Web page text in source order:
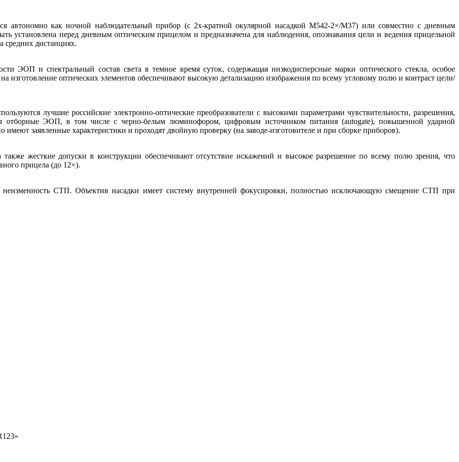
автономно как ночной наблюдательный прибор (с 2х-кратной окулярной насадкой M542-2×/M37) или совместно с дневным
установлена перед дневным оптическим прицелом и предназначена для наблюдения, опознавания цели и ведения прицельной
средних дистанциях.
ЭОП и спектральный состав света в темное время суток, содержащая низкодисперсные марки оптического стекла, особое
изготовление оптических элементов обеспечивают высокую детализацию изображения по всему угловому полю и контраст цели/
лучшие российские электронно-оптические преобразователи с высокими параметрами чувствительности, разрешения,
отборные ЭОП, в том числе с черно-белым люминофором, цифровым источником питания (аutogate), повышенной ударной
заявленные характеристики и проходят двойную проверку (на заводе-изготовителе и при сборке приборов).
также жесткие допуски в конструкции обеспечивают отсутствие искажений и высокое разрешение по всему полю зрения, что
прицела (до 12×).
неизменность СТП. Объектив насадки имеет систему внутренней фокусировки, полностью исключающую смещение СТП при